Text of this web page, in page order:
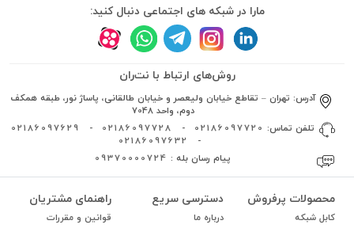
مارا در شبکه های اجتماعی دنبال کنید:
روش‌های ارتباط با نت‌ران
آدرس:تهران – تقاطع خیابان ولیعصر و خیابان طالقانی، پاساژ نور، طبقه همکف
دوم، واحد 7048
تلفن تماس:02186097720
02186097728
02186097629
02186097632
پیام رسان بله : 09370000724
محصولات پرفروش
کابل شبکه
دسترسی سریع
درباره ما
راهنمای مشتریان
قوانین و مقررات